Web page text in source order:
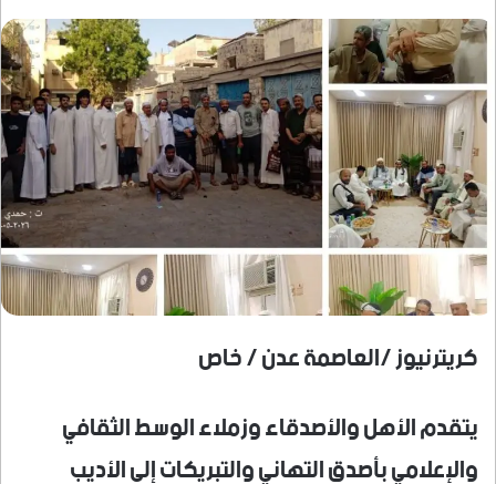
كريترنيوز /العاصمة عدن / خاص
يتقدم الأهل والأصدقاء وزملاء الوسط الثقافي
والإعلامي بأصدق التهاني والتبريكات إلى الأديب